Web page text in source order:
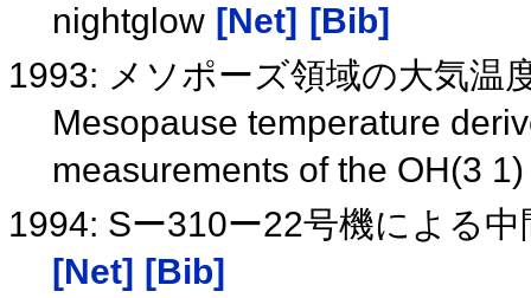
nightglow [Net]
[Bib]
1993: メソポーズ領域の大気温
Mesopause temperature
measurements of the OH(3
1994: Sー310ー22号機による
[Net] [Bib]